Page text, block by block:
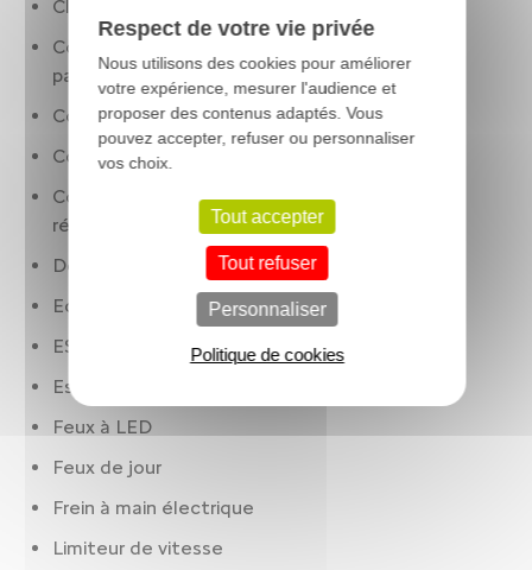
Climatisation 2 zones
Commande ventilation additionnelle siège
passager. avec affichage digital
Condamnation centralisée à distance
Conduite autonome (autonomie partielle)
Contrôle des phares: allumage automatique.
réglage en hauteur manuel
Détection panneaux signalisation
Eclair latéral
ESP
Essuie-glaces à capteur de pluie
Feux à LED
Feux de jour
Frein à main électrique
Limiteur de vitesse
Respect de votre vie privée
Nous utilisons des cookies pour améliorer
votre expérience, mesurer l'audience et
proposer des contenus adaptés. Vous
pouvez accepter, refuser ou personnaliser
vos choix.
Tout accepter
Tout refuser
Personnaliser
Politique de cookies